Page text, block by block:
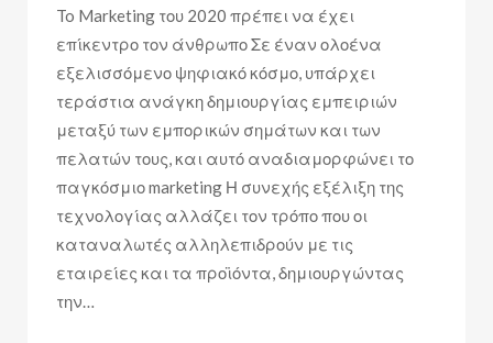
To Marketing του 2020 πρέπει να έχει
επίκεντρο τον άνθρωπο Σε έναν ολοένα
εξελισσόμενο ψηφιακό κόσμο, υπάρχει
τεράστια ανάγκη δημιουργίας εμπειριών
μεταξύ των εμπορικών σημάτων και των
πελατών τους, και αυτό αναδιαμορφώνει το
παγκόσμιο marketing Η συνεχής εξέλιξη της
τεχνολογίας αλλάζει τον τρόπο που οι
καταναλωτές αλληλεπιδρούν με τις
εταιρείες και τα προϊόντα, δημιουργώντας
την…